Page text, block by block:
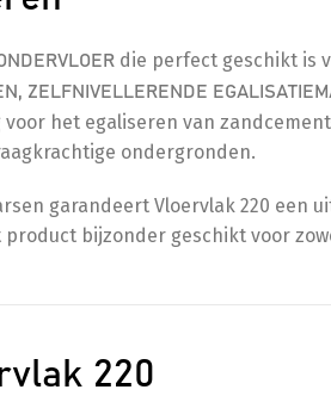
die perfect geschikt is
ZELFNIVELLERENDE
het egaliseren van
ondergronden.
garandeert Vloervlak 220 een
bijzonder geschikt voor
220